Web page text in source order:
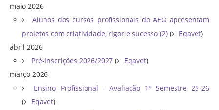
maio 2026
Alunos dos cursos profissionais do AEO apresentam
projetos com criatividade, rigor e sucesso (2) ( Eqavet)
abril 2026
Pré-Inscrições 2026/2027 ( Eqavet)
março 2026
Ensino Profissional - Avaliação 1º Semestre 25-26
(
Eqavet)